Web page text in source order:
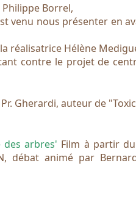
Borrel,
venu nous présenter en
réalisatrice Hélène
contre le projet de
Gherardi, auteur de
des arbres' Film à partir
débat animé par